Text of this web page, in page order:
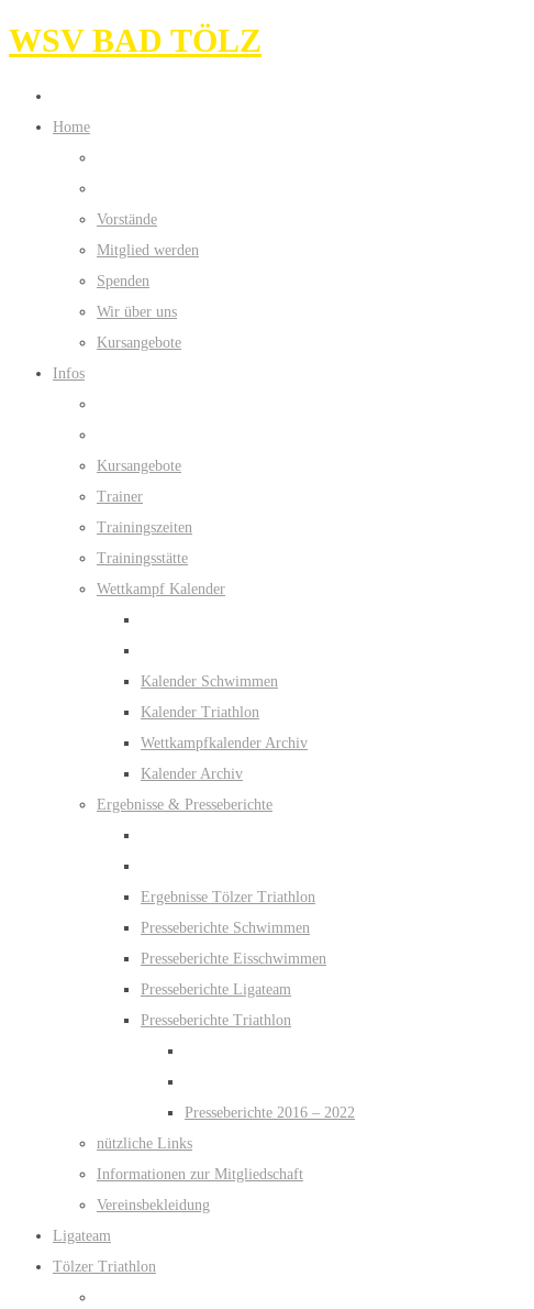
WSV BAD TÖLZ
Home
Vorstände
Mitglied werden
Spenden
Wir über uns
Kursangebote
Infos
Kursangebote
Trainer
Trainingszeiten
Trainingsstätte
Wettkampf Kalender
Kalender Schwimmen
Kalender Triathlon
Wettkampfkalender Archiv
Kalender Archiv
Ergebnisse & Presseberichte
Ergebnisse Tölzer Triathlon
Presseberichte Schwimmen
Presseberichte Eisschwimmen
Presseberichte Ligateam
Presseberichte Triathlon
Presseberichte 2016 – 2022
nützliche Links
Informationen zur Mitgliedschaft
Vereinsbekleidung
Ligateam
Tölzer Triathlon